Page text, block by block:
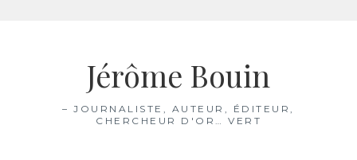
Jérôme Bouin
– JOURNALISTE, AUTEUR, ÉDITEUR,
CHERCHEUR D'OR… VERT